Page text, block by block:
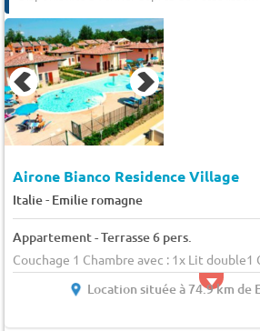
Airone Bianco Residence Village
Italie- Emilie romagne
Appartement - Terrasse 6 pers.
Couchage 1 Chambre avec : 1x Lit double1
Location située à 74.9 km de